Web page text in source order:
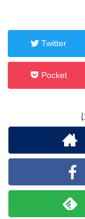
Twitter
Pocket